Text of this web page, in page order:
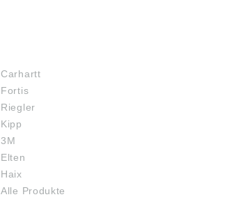
Carhartt
Fortis
Riegler
Kipp
3M
Elten
Haix
Alle Produkte